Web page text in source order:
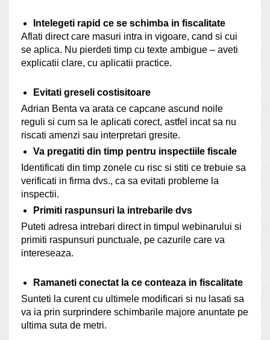
Intelegeti rapid ce se schimba in fiscalitate
Aflati direct care masuri intra in vigoare, cand si cui
se aplica. Nu pierdeti timp cu texte ambigue – aveti
explicatii clare, cu aplicatii practice.
Evitati greseli costisitoare
Adrian Benta va arata ce capcane ascund noile
reguli si cum sa le aplicati corect, astfel incat sa nu
riscati amenzi sau interpretari gresite.
Va pregatiti din timp pentru inspectiile fiscale
Identificati din timp zonele cu risc si stiti ce trebuie sa
verificati in firma dvs., ca sa evitati probleme la
inspectii.
Primiti raspunsuri la intrebarile dvs
Puteti adresa intrebari direct in timpul webinarului si
primiti raspunsuri punctuale, pe cazurile care va
intereseaza.
Ramaneti conectat la ce conteaza in fiscalitate
Sunteti la curent cu ultimele modificari si nu lasati sa
va ia prin surprindere schimbarile majore anuntate pe
ultima suta de metri.